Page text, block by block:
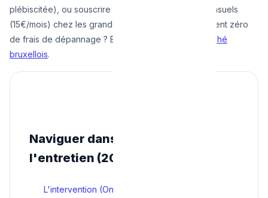
plébiscitée), ou souscrire à de luxueux contrats mensuels
(15€/mois) chez les grands distributeurs qui promettent zéro
de frais de dépannage ? Examinons les
prix du marché
bruxellois.
Naviguer dans les prix de
l'entretien (2026)
L'intervention (One-shot) vs l'Abonnement